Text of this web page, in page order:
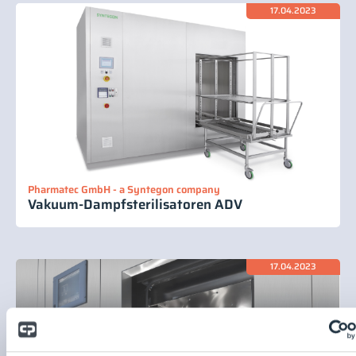
17.04.2023
Pharmatec GmbH - a Syntegon company
Vakuum-Dampfsterilisatoren ADV
17.04.2023